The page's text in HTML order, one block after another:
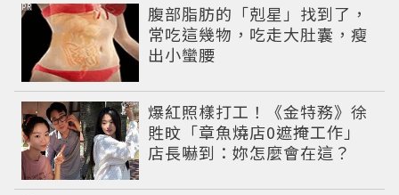
腹部脂肪的「剋星」找到了，
常吃這幾物，吃走大肚囊，瘦
出小蠻腰
PR
爆紅照樣打工！《金特務》徐
貹旼「章魚燒店0遮掩工作」
店長嚇到：妳怎麼會在這？